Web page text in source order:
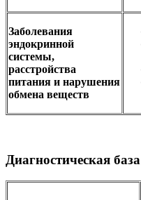
Заболевания
эндокринной
системы,
расстройства
питания и нарушения
обмена веществ
Диагностическая база